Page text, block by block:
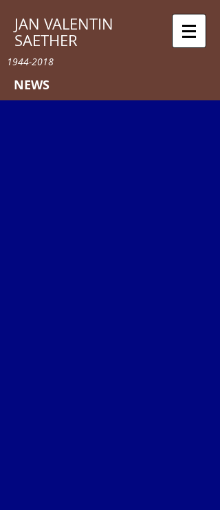
JAN VALENTIN
SAETHER
1944-2018
NEWS